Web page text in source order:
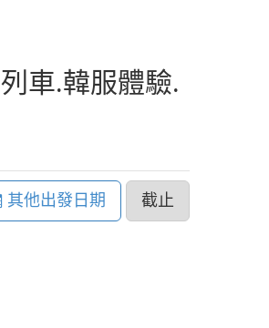
車.韓服體驗.
其他出發日期 截止